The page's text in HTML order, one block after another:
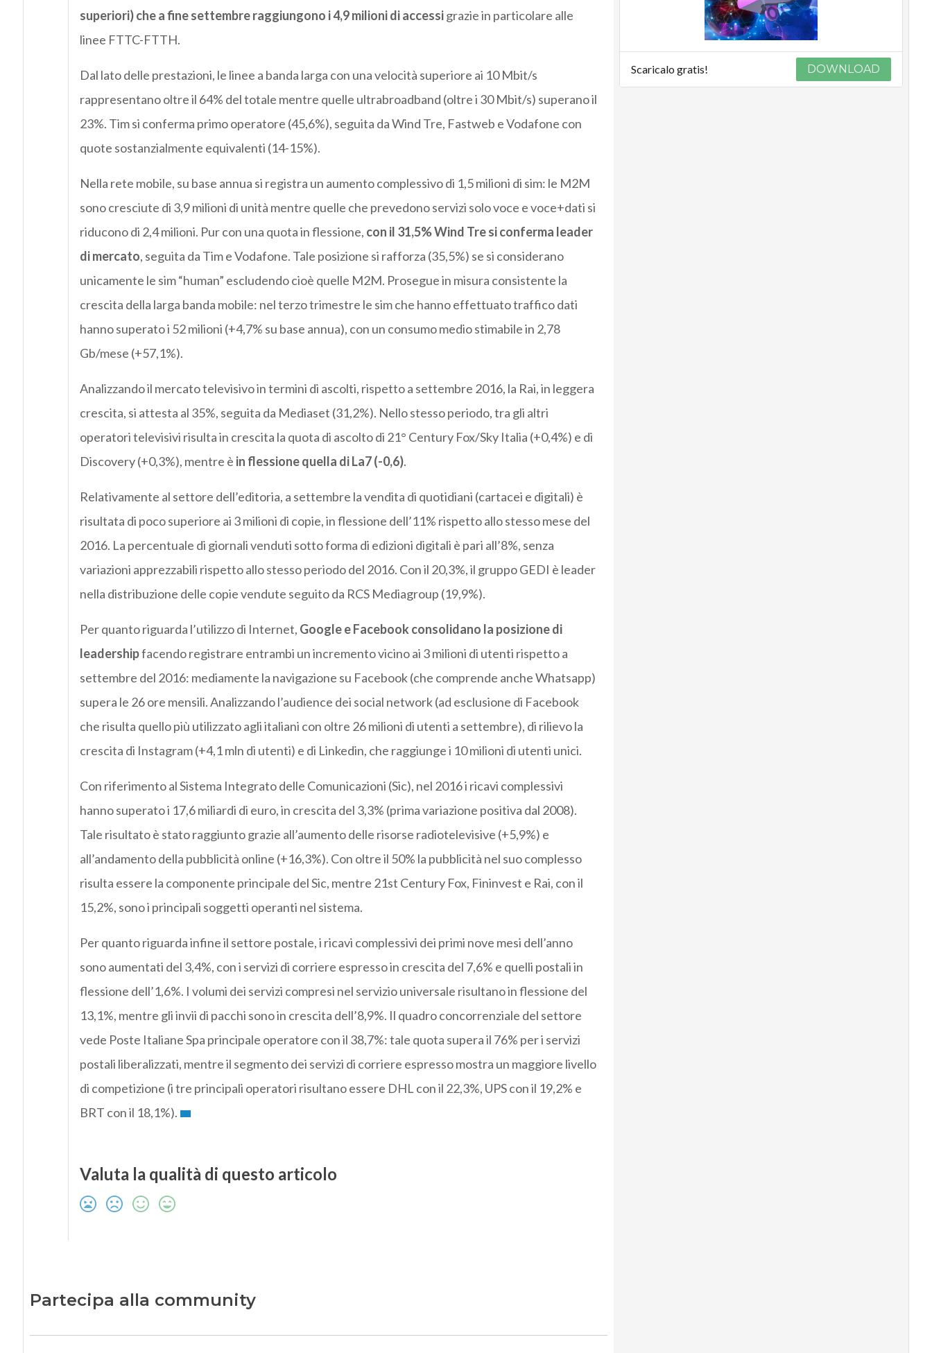
superiori) che a fine settembre raggiungono i 4,9 milioni di accessigrazie in particolare alle
linee FTTC-FTTH.
Dal lato delle prestazioni, le linee a banda larga con una velocità superiore ai 10 Mbit/s
rappresentano oltre il 64% del totale mentre quelle ultrabroadband (oltre i 30 Mbit/s) superano il
23%. Tim si conferma primo operatore (45,6%), seguita da Wind Tre, Fastweb e Vodafone con
quote sostanzialmente equivalenti (14-15%).
Nella rete mobile, su base annua si registra un aumento complessivo di 1,5 milioni di sim: le M2M
sono cresciute di 3,9 milioni di unità mentre quelle che prevedono servizi solo voce e voce+dati si
riducono di 2,4 milioni. Pur con una quota in flessione, con il 31,5% Wind Tre si conferma leader
di mercato, seguita da Tim e Vodafone. Tale posizione si rafforza (35,5%) se si considerano
unicamente le sim “human” escludendo cioè quelle M2M. Prosegue in misura consistente la
crescita della larga banda mobile: nel terzo trimestre le sim che hanno effettuato traffico dati
hanno superato i 52 milioni (+4,7% su base annua), con un consumo medio stimabile in 2,78
Gb/mese (+57,1%).
Analizzando il mercato televisivo in termini di ascolti, rispetto a settembre 2016, la Rai, in leggera
crescita, si attesta al 35%, seguita da Mediaset (31,2%). Nello stesso periodo, tra gli altri
operatori televisivi risulta in crescita la quota di ascolto di 21° Century Fox/Sky Italia (+0,4%) e di
Discovery (+0,3%), mentre è in flessione quella di La7 (-0,6).
Relativamente al settore dell’editoria, a settembre la vendita di quotidiani (cartacei e digitali) è
risultata di poco superiore ai 3 milioni di copie, in flessione dell’11% rispetto allo stesso mese del
2016. La percentuale di giornali venduti sotto forma di edizioni digitali è pari all’8%, senza
variazioni apprezzabili rispetto allo stesso periodo del 2016. Con il 20,3%, il gruppo GEDI è leader
nella distribuzione delle copie vendute seguito da RCS Mediagroup (19,9%).
Per quanto riguarda l’utilizzo di Internet, Google e Facebook consolidano la posizione di
leadershipfacendo registrare entrambi un incremento vicino ai 3 milioni di utenti rispetto a
settembre del 2016: mediamente la navigazione su Facebook (che comprende anche Whatsapp)
supera le 26 ore mensili. Analizzando l’audience dei social network (ad esclusione di Facebook
che risulta quello più utilizzato agli italiani con oltre 26 milioni di utenti a settembre), di rilievo la
crescita di Instagram (+4,1 mln di utenti) e di Linkedin, che raggiunge i 10 milioni di utenti unici.
Con riferimento al Sistema Integrato delle Comunicazioni (Sic), nel 2016 i ricavi complessivi
hanno superato i 17,6 miliardi di euro, in crescita del 3,3% (prima variazione positiva dal 2008).
Tale risultato è stato raggiunto grazie all’aumento delle risorse radiotelevisive (+5,9%) e
all’andamento della pubblicità online (+16,3%). Con oltre il 50% la pubblicità nel suo complesso
risulta essere la componente principale del Sic, mentre 21st Century Fox, Fininvest e Rai, con il
15,2%, sono i principali soggetti operanti nel sistema.
Per quanto riguarda infine il settore postale, i ricavi complessivi dei primi nove mesi dell’anno
sono aumentati del 3,4%, con i servizi di corriere espresso in crescita del 7,6% e quelli postali in
flessione dell’1,6%. I volumi dei servizi compresi nel servizio universale risultano in flessione del
13,1%, mentre gli invii di pacchi sono in crescita dell’8,9%. Il quadro concorrenziale del settore
vede Poste Italiane Spa principale operatore con il 38,7%: tale quota supera il 76% per i servizi
postali liberalizzati, mentre il segmento dei servizi di corriere espresso mostra un maggiore livello
di competizione (i tre principali operatori risultano essere DHL con il 22,3%, UPS con il 19,2% e
BRT con il 18,1%).
Valuta la qualità di questo articolo
Partecipa alla community
Scaricalo gratis! DOWNLOAD